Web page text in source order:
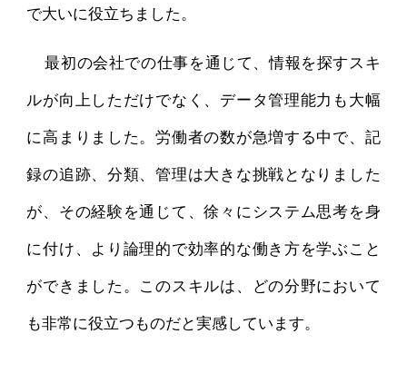
で大いに役立ちました。
最初の会社での仕事を通じて、情報を探すスキ
ルが向上しただけでなく、データ管理能力も大幅
に高まりました。労働者の数が急増する中で、記
録の追跡、分類、管理は大きな挑戦となりました
が、その経験を通じて、徐々にシステム思考を身
に付け、より論理的で効率的な働き方を学ぶこと
ができました。このスキルは、どの分野において
も非常に役立つものだと実感しています。